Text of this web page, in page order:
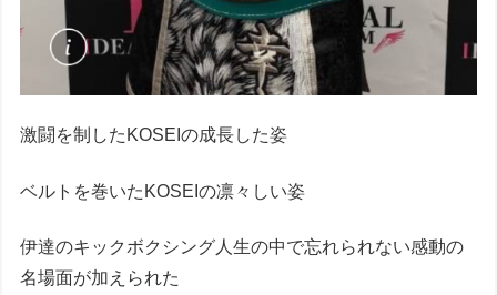
激闘を制したKOSEIの成長した姿
ベルトを巻いたKOSEIの凛々しい姿
伊達のキックボクシング人生の中で忘れられない感動の
名場面が加えられた